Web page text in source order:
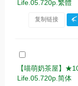
Life.05.720p.繁體
复制链接
【喵萌奶茶屋】
Life.05.720p.简体